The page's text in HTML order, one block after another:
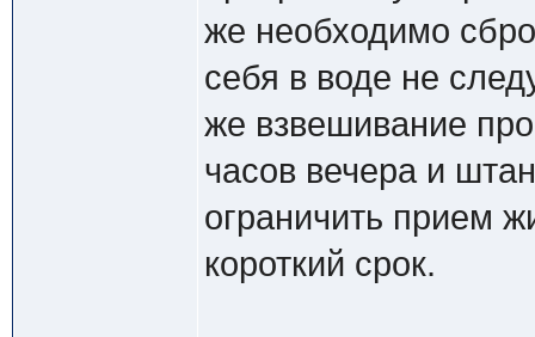
же необходимо
себя в воде не
же взвешивание
часов вечера и
ограничить прием
короткий срок.